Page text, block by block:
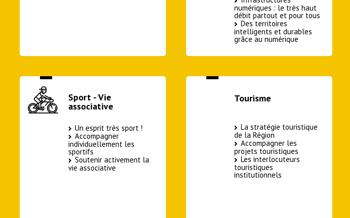
numériques : le très haut
débit partout et pour tous
Des territoires
intelligents et durables
grâce au numérique
Sport - Vie
associative
Un esprit très sport !
Accompagner
individuellement les
sportifs
Soutenir activement la
vie associative
Tourisme
La stratégie touristique
de la Région
Accompagner les
projets touristiques
Les interlocuteurs
touristiques
institutionnels